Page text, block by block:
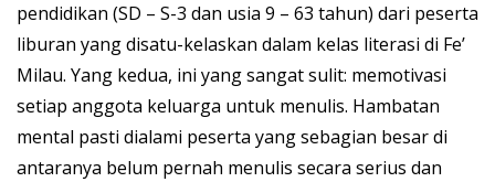
pendidikan (SD – S-3 dan usia 9 – 63 tahun) dari peserta
liburan yang disatu-kelaskan dalam kelas literasi di Fe’
Milau. Yang kedua, ini yang sangat sulit: memotivasi
setiap anggota keluarga untuk menulis. Hambatan
mental pasti dialami peserta yang sebagian besar di
antaranya belum pernah menulis secara serius dan